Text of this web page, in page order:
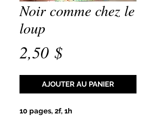
Noir comme chez le
loup
2,50 $Prix
AJOUTER AU PANIER
10 pages, 2f, 1h